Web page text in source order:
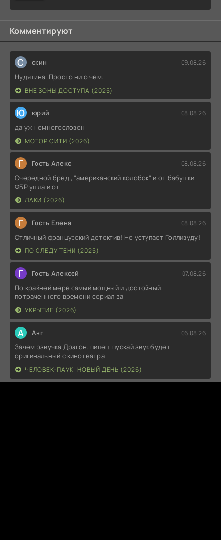
Комментируют
С скин 09.08.26
Нудятина. Просто ни о чем.
ВНЕ ЗОНЫ ДОСТУПА (2025)
Ю юрий 08.08.26
да уж немногословен
МОТОР СИТИ (2026)
Г Гость Алекс 08.08.26
Очередной бред , "американский колобок" и от бабушки
ФБР ушла и от
ЛАКИ (2026)
Г Гость Елена 08.08.26
Отличный французский детектив! Не уступает Голливуду!
ПО СЛЕДУ ТЕНИ (2025)
Г Гость Алексей 07.08.26
По крайней мере самый мощный и достойный
потраченного времени сериал за
УКРЫТИЕ (2026)
А Анг 06.08.26
Зачем озвучка Драгон, пипец, пускай звук будет
оригинальный с кинотеатра
ЧЕЛОВЕК-ПАУК: НОВЫЙ ДЕНЬ (2026)